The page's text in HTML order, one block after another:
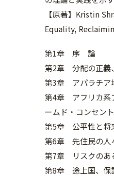
【原著】Kristin
Equality,
第1章 序 論
第2章 分配の正義
第3章 アパラチア
第4章 アフリカ系
ームド・コンセント
第5章 公平性と将
第6章 先住民の人
第7章 リスクのあ
第8章 途上国、保